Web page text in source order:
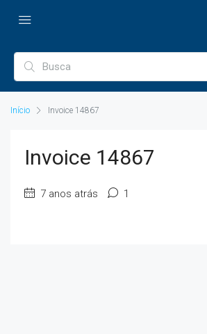
Início Invoice 14867
Invoice 14867
7 anos atrás 1